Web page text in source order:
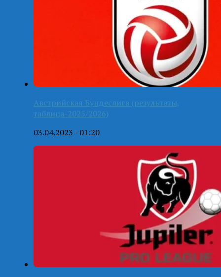
Австрийская Бундеслига (результаты,
таблица-2025/2026)
03.04.2023 - 01:20